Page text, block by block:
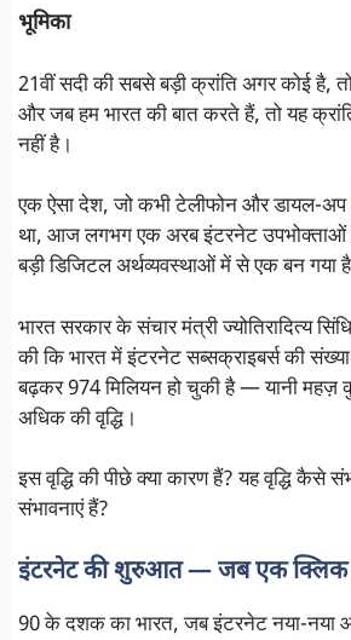
भूमिका
21वीं सदी की सबसे बड़ी क्रांति अगर कोई है,
और जब हम भारत की बात करते हैं, तो यह
नहीं है।
एक ऐसा देश, जो कभी टेलीफोन और डायल-अप
था, आज लगभग एक अरब इंटरनेट उपभोक्ताओं
बड़ी डिजिटल अर्थव्यवस्थाओं में से एक बन गया
भारत सरकार के संचार मंत्री ज्योतिरादित्य
की कि भारत में इंटरनेट सब्सक्राइबर्स की
बढ़कर 974 मिलियन हो चुकी है — यानी महज़
अधिक की वृद्धि।
इस वृद्धि की पीछे क्या कारण हैं? यह वृद्धि कैसे
संभावनाएं हैं?
इंटरनेट की शुरुआत — जब एक क्लिक
90 के दशक का भारत, जब इंटरनेट नया-नया